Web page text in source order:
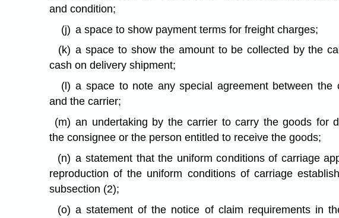
and condition;
(j) a space to show payment terms for freight charges;
(k) a space to show the amount to be collected by the
cash on delivery shipment;
(l) a space to note any special agreement between the
and the carrier;
(m) an undertaking by the carrier to carry the goods for
the consignee or the person entitled to receive the goods;
(n) a statement that the uniform conditions of carriage
reproduction of the uniform conditions of carriage
subsection (2);
(o) a statement of the notice of claim requirements in